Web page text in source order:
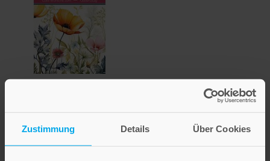
Zustimmung Details Über Cookies
Inkl. 7% MwSt.,exkl.Versandkosten